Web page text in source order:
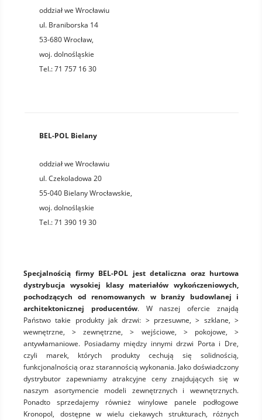
oddział we Wrocławiu
ul. Braniborska 14
53-680Wrocław,
woj.dolnośląskie
Tel.:71 757 16 30
BEL-POL Bielany
oddział we Wrocławiu
ul. Czekoladowa 20
55-040 Bielany Wrocławskie,
woj.dolnośląskie
Tel.:71 390 19 30
Specjalnością firmy BEL-POL jest detaliczna oraz hurtowa
dystrybucja wysokiej klasy materiałów wykończeniowych,
pochodzących od renomowanych w branży budowlanej i
architektonicznej producentów. W naszej ofercie znajdą
Państwo takie produkty jak drzwi: > przesuwne, > szklane, >
wewnętrzne, > zewnętrzne, > wejściowe, > pokojowe, >
antywłamaniowe. Posiadamy między innymi drzwi Porta i Dre,
czyli marek, których produkty cechują się solidnością,
funkcjonalnością oraz starannością wykonania. Jako doświadczony
dystrybutor zapewniamy atrakcyjne ceny znajdujących się w
naszym asortymencie modeli zewnętrznych i wewnętrznych.
Ponadto sprzedajemy również winylowe panele podłogowe
Kronopol, dostępne w wielu ciekawych strukturach, różnych